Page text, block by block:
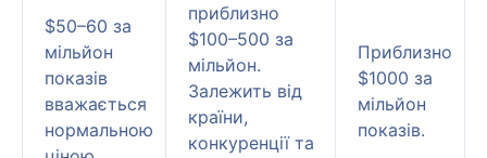
$50–60 за
мільйон
показів
вважається
нормальною
приблизно
$100–500 за
мільйон.
Залежить від
країни,
конкуренції та
Приблизно
$1000 за
мільйон
показів.